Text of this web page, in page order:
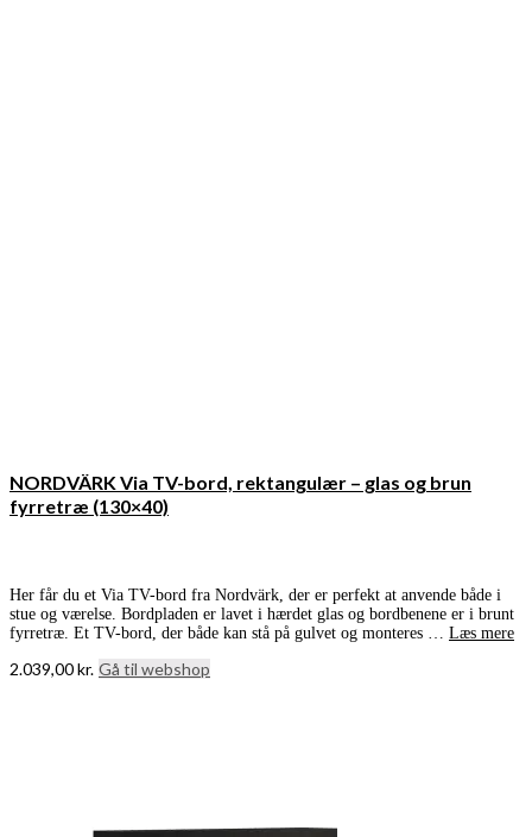
NORDVÄRK Via TV-bord, rektangulær – glas og brun
fyrretræ (130×40)
Her får du et Via TV-bord fra Nordvärk, der er perfekt at anvende både i
stue og værelse. Bordpladen er lavet i hærdet glas og bordbenene er i brunt
fyrretræ. Et TV-bord, der både kan stå på gulvet og monteres … Læs mere
2.039,00kr. Gå til webshop